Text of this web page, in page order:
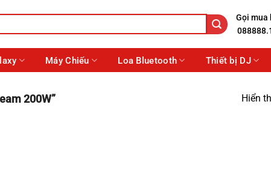
Gọi mua
Máy Chiếu Loa Bluetooth Thiết bị DJ
200W” Hiển